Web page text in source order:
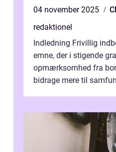
04 november 2025
redaktionel
Indledning Frivillig
emne, der i stigende
opmærksomhed fra
bidrage mere til